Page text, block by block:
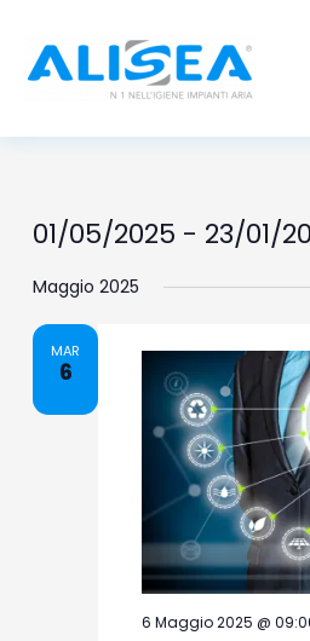
contenuto
01/05/2025 - 23/01/
date.
Maggio 2025
MAR
6
6 Maggio 2025 @